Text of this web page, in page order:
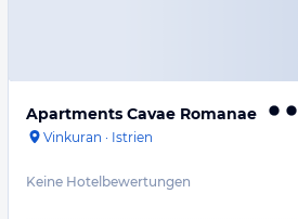
Apartments Cavae Romanae
Vinkuran · Istrien
Keine Hotelbewertungen